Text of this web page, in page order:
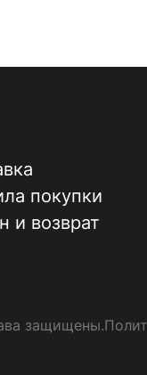
покупки
и возврат
защищены.